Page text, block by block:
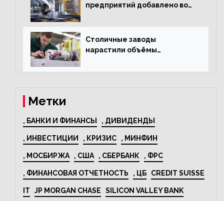
предприятий добавлено во
туризма
Столичные заводы
нарастили объёмы
электрооборудования на
Метки
, БАНКИ И ФИНАНСЫ , ДИВИДЕНДЫ
, ИНВЕСТИЦИИ , КРИЗИС , МИНФИН
, МОСБИРЖА , США , СБЕРБАНК , ФРС
, ФИНАНСОВАЯ ОТЧЕТНОСТЬ , ЦБ CREDIT SUISSE
IT JP MORGAN CHASE SILICON VALLEY BANK